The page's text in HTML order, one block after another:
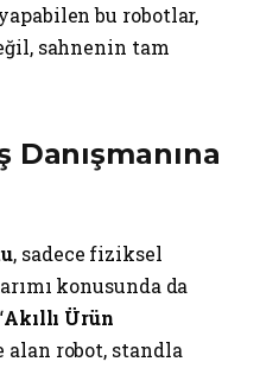
bu robotlar,
sahnenin tam
Danışmanına
, sadece fiziksel
konusunda da
Akıllı Ürün
alan robot, standla